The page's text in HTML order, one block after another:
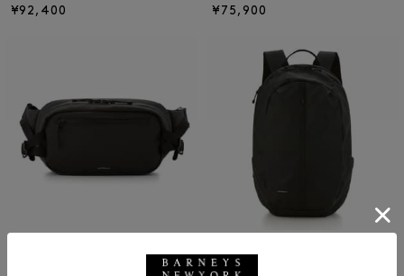
¥92,400 ¥75,900
SANDQVIST＜サンドクヴィスト